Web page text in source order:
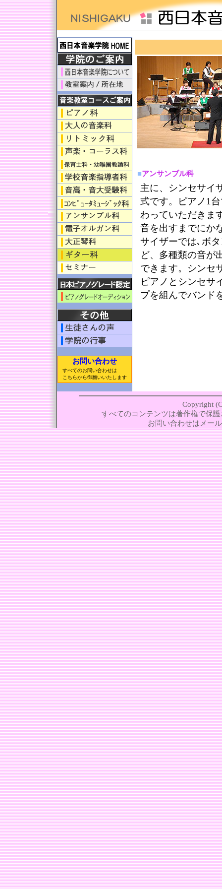
お問い合わせ
すべてのお問い合わせは
こちらから御願いいたします
■アンサンブル科
主に、シンセサイ
式です。ピアノ1
わっていただきま
音を出すまでにか
サイザーでは､ボ
ど、多種類の音が
できます。シンセ
ピアノとシンセサ
プを組んでバンド
Copyright
すべてのコンテンツは著作権で保
お問い合わせはメー